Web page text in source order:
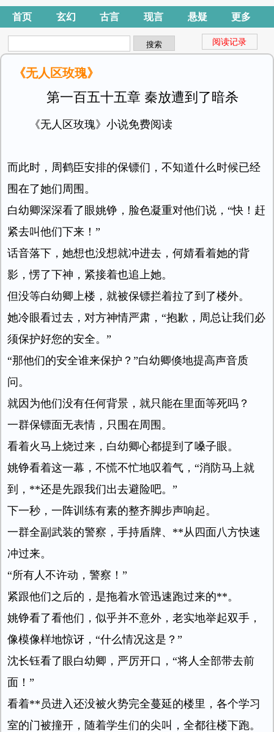
首页 玄幻 古言 现言 悬疑 更多
阅读记录
《无人区玫瑰》
第一百五十五章 秦放遭到了暗杀
《无人区玫瑰》小说免费阅读
而此时，周鹤臣安排的保镖们，不知道什么时候已经
围在了她们周围。
白幼卿深深看了眼姚铮，脸色凝重对他们说，“快！赶
紧去叫他们下来！”
话音落下，她想也没想就冲进去，何婧看着她的背
影，愣了下神，紧接着也追上她。
但没等白幼卿上楼，就被保镖拦着拉了到了楼外。
她冷眼看过去，对方神情严肃，“抱歉，周总让我们必
须保护好您的安全。”
“那他们的安全谁来保护？”白幼卿倏地提高声音质
问。
就因为他们没有任何背景，就只能在里面等死吗？
一群保镖面无表情，只围在周围。
看着火马上烧过来，白幼卿心都提到了嗓子眼。
姚铮看着这一幕，不慌不忙地叹着气，“消防马上就
到，**还是先跟我们出去避险吧。”
下一秒，一阵训练有素的整齐脚步声响起。
一群全副武装的警察，手持盾牌、**从四面八方快速
冲过来。
“所有人不许动，警察！”
紧跟他们之后的，是拖着水管迅速跑过来的**。
姚铮看了看他们，似乎并不意外，老实地举起双手，
像模像样地惊讶，“什么情况这是？”
沈长钰看了眼白幼卿，严厉开口，“将人全部带去前
面！”
看着**员进入还没被火势完全蔓延的楼里，各个学习
室的门被撞开，随着学生们的尖叫，全都往楼下跑。